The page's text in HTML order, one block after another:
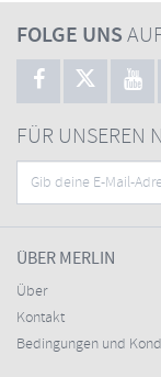
FOLGE UNS
FÜR UNSEREN
ÜBER MERLIN
Über
Kontakt
Bedingungen und